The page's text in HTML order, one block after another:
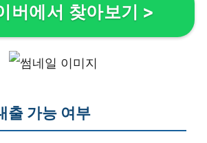
버에서 찾아보기 >
출 가능 여부